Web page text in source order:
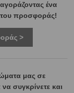
ένα
προσφοράς!
>
μας σε
συγκρίνετε και